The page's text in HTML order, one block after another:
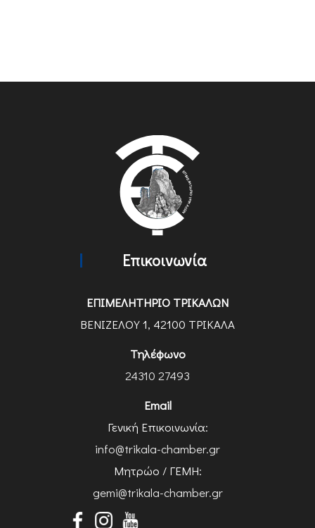
Επικοινωνία
ΕΠΙΜΕΛΗΤΗΡΙΟ ΤΡΙΚΑΛΩΝ
ΒΕΝΙΖΕΛΟΥ 1, 42100 ΤΡΙΚΑΛΑ
Τηλέφωνο
24310 27493
Email
Γενική Επικοινωνία:
info@trikala-chamber.gr
Μητρώο / ΓΕΜΗ:
gemi@trikala-chamber.gr